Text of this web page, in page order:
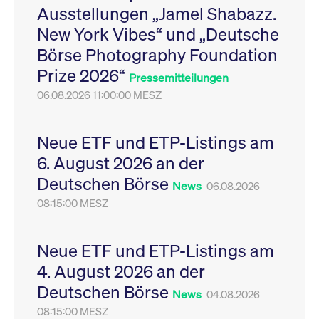
Ausstellungen „Jamel Shabazz.
New York Vibes“ und „Deutsche
Börse Photography Foundation
Prize 2026“ Pressemitteilungen
06.08.2026 11:00:00 MESZ
Neue ETF und ETP-Listings am
6. August 2026 an der
Deutschen Börse News 06.08.2026
08:15:00 MESZ
Neue ETF und ETP-Listings am
4. August 2026 an der
Deutschen Börse News 04.08.2026
08:15:00 MESZ
Leistung der Website
zu messen. Es handelt
sich um ein Muster-
Cookie, bei dem auf
das Präfix _pk_ses
eine kurze Reihe von
VISITOR_PRIVACY_METADATA
YouTube
.youtube.com
6
Monate
Dieses Cookie dient
Speicherung der
Einwilligungs- und
des Nutzers für ihre
Interaktion mit der
Sitzungen geehrt